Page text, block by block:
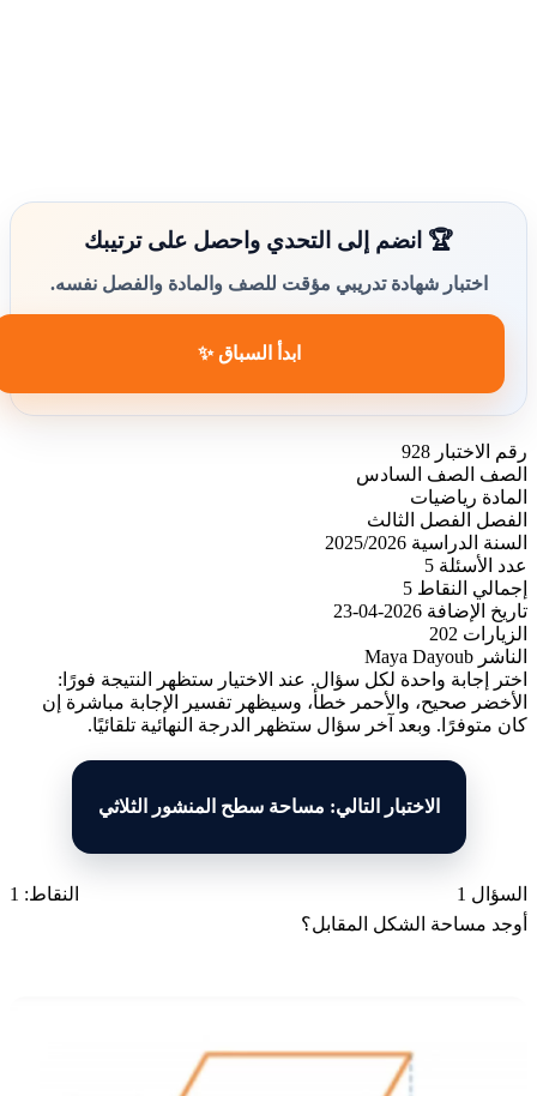
🏆 انضم إلى التحدي واحصل على ترتيبك
اختبار شهادة تدريبي مؤقت للصف والمادة والفصل نفسه.
ابدأ السباق ✨
رقم الاختبار 928
الصف
الصف السادس
المادة رياضيات
الفصل
الفصل الثالث
السنة الدراسية 2025/2026
عدد الأسئلة 5
إجمالي النقاط 5
تاريخ الإضافة 2026-04-23
الزيارات 202
الناشر Maya Dayoub
اختر إجابة واحدة لكل سؤال. عند الاختيار ستظهر النتيجة فورًا:
الأخضر صحيح، والأحمر خطأ، وسيظهر تفسير الإجابة مباشرة إن
كان متوفرًا. وبعد آخر سؤال ستظهر الدرجة النهائية تلقائيًا.
الاختبار التالي: مساحة سطح المنشور الثلاثي
السؤال 1
النقاط: 1
أوجد مساحة الشكل المقابل؟